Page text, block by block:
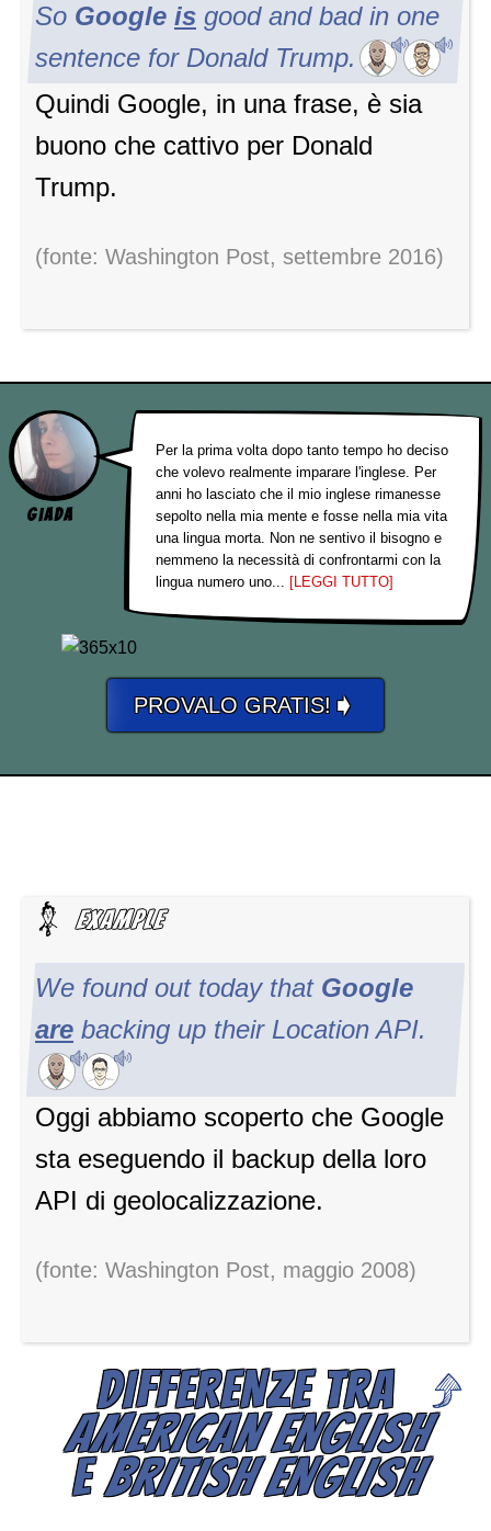
So Google is good and bad in one
sentence for Donald Trump.
Quindi Google, in una frase, è sia
buono che cattivo per Donald
Trump.
(fonte: Washington Post, settembre 2016)
Giada
Per la prima volta dopo tanto tempo ho deciso
che volevo realmente imparare l'inglese. Per
anni ho lasciato che il mio inglese rimanesse
sepolto nella mia mente e fosse nella mia vita
una lingua morta. Non ne sentivo il bisogno e
nemmeno la necessità di confrontarmi con la
lingua numero uno... [LEGGI TUTTO]
PROVALO GRATIS! ➧
We found out today that Google
are backing up their Location API.
Oggi abbiamo scoperto che Google
sta eseguendo il backup della loro
API di geolocalizzazione.
(fonte: Washington Post, maggio 2008)
DIFFERENZE TRA
AMERICAN ENGLISH
EBRITISH ENGLISH